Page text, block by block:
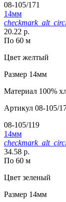
08-105/171
14мм
20.22 р.
По 60 м
Цвет желтый
Размер 14мм
Материал 100%
Артикул 08-105/
08-105/119
14мм
34.58 р.
По 60 м
Цвет зеленый
Размер 14мм